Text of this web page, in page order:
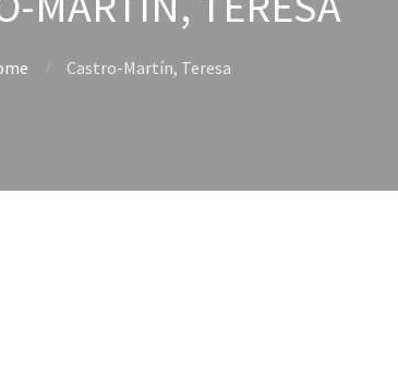
Castro-Martín, Teresa